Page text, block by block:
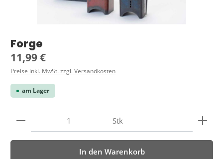
Forge
Regulärer Preis:
11,99 €
Preise inkl. MwSt. zzgl. Versandkosten
am Lager
Produkt Anzahl: Gib den gewünschten Wert ein
Stk
In den Warenkorb